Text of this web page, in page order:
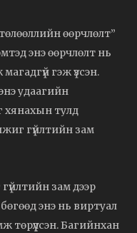
өөрчлөлт”
энэ өөрчлөлт нь
гэж үзсэн.
удаагийн
хянахын тулд
гүйлтийн зам
зам дээр
бөгөөд энэ нь виртуал
Багийнхан